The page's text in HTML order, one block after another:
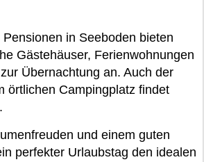
in Seeboden bieten
Gästehäuser, Ferienwohnungen
Übernachtung an. Auch der
örtlichen Campingplatz findet
und einem guten
perfekter Urlaubstag den idealen